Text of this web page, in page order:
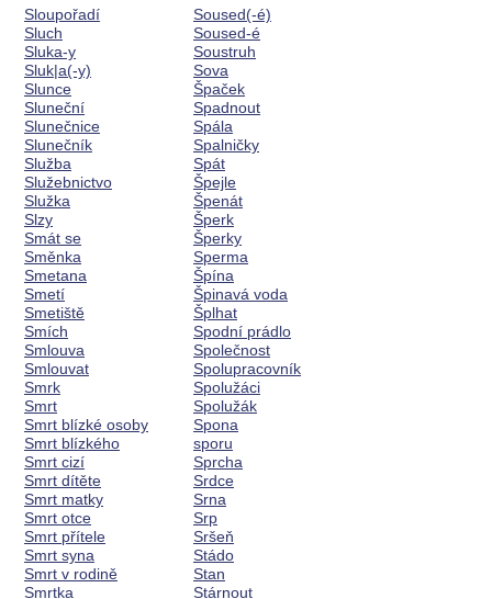
Sloupořadí
Sluch
Sluka-y
Sluk|a(-y)
Slunce
Sluneční
Slunečnice
Slunečník
Služba
Služebnictvo
Služka
Slzy
Smát se
Směnka
Smetana
Smetí
Smetiště
Smích
Smlouva
Smlouvat
Smrk
Smrt
Smrt blízké osoby
Smrt blízkého
Smrt cizí
Smrt dítěte
Smrt matky
Smrt otce
Smrt přítele
Smrt syna
Smrt v rodině
Smrtka
Soused(-é)
Soused-é
Soustruh
Sova
Špaček
Spadnout
Spála
Spalničky
Spát
Špejle
Špenát
Šperk
Šperky
Sperma
Špína
Špinavá voda
Šplhat
Spodní prádlo
Společnost
Spolupracovník
Spolužáci
Spolužák
Spona
sporu
Sprcha
Srdce
Srna
Srp
Sršeň
Stádo
Stan
Stárnout